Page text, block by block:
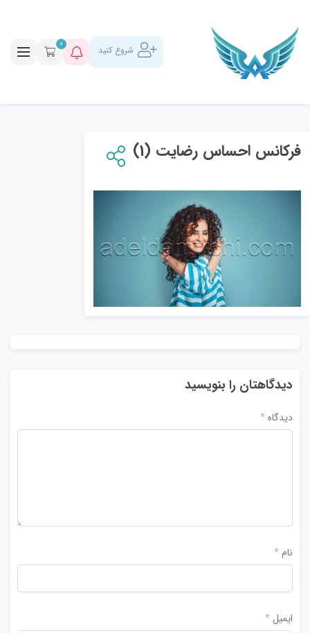
شروع کنید 0
فرکانس احساس رضایت (1)
دیدگاهتان را بنویسید
دیدگاه *
نام *
ایمیل *